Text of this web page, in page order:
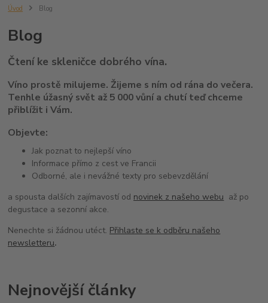
Úvod Blog
Blog
Čtení ke skleničce dobrého vína.
Víno prostě milujeme. Žijeme s ním od rána do večera.
Tenhle úžasný svět až 5 000 vůní a chutí teď chceme
přiblížit i Vám.
Objevte:
Jak poznat to nejlepší víno
Informace přímo z cest ve Francii
Odborné, ale i nevážné texty pro sebevzdělání
a spousta dalších zajímavostí od novinek z našeho webu až po
degustace a sezonní akce.
Nenechte si žádnou utéct. Přihlaste se k odběru našeho
newsletteru.
Nejnovější články